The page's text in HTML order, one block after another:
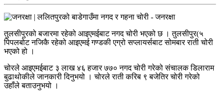
तुलसीपुरको बजारमा रहेको आइएमईबाट नगद चोरी भएको छ । तुलसीपुर(५
पिपलबोट नजिकै रहेको आइएमई गण्डकी एग्रो सप्लायर्सबाट सोमबार राती चोरी
भएको हो ।
चोरले आइएमईबाट ३ लाख ४६ हजार ७७० नगद चोरी गरेको संचालक डिलाराम
बुढाथोकीले जानकारी दिनुभयो । चोरले राती करिब ९ बजेतिर चोरी गरेको
उहाँले बताउनुभयो ।